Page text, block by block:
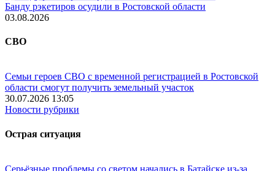
Банду рэкетиров осудили в Ростовской области
03.08.2026
СВО
Семьи героев СВО с временной регистрацией в Ростовской
области смогут получить земельный участок
30.07.2026 13:05
Новости рубрики
Острая ситуация
Серьёзные проблемы со светом начались в Батайске из-за